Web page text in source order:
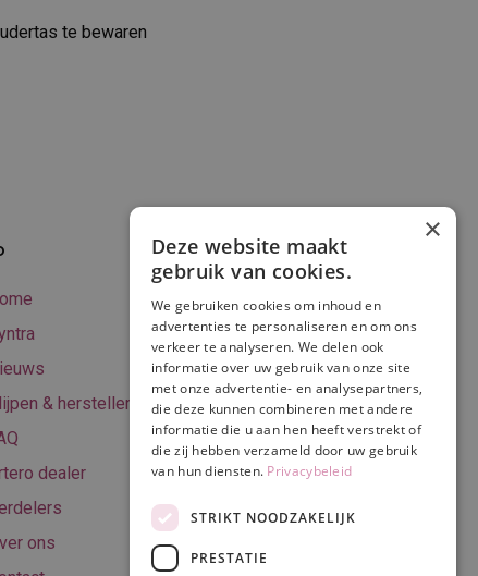
te bewaren
& herstellen
dealer
ons
Verzenden en
betalen
Online betalen
Retourneren
Algemene
voorwaarden
Privacy & Cookie
policy
Disclaimer
×
Deze website maakt
gebruik van cookies.
We gebruiken cookies om inhoud en
advertenties te personaliseren en om ons
verkeer te analyseren. We delen ook
informatie over uw gebruik van onze site
met onze advertentie- en analysepartners,
die deze kunnen combineren met andere
informatie die u aan hen heeft verstrekt of
die zij hebben verzameld door uw gebruik
van hun diensten. Privacybeleid
STRIKT NOODZAKELIJK
PRESTATIE